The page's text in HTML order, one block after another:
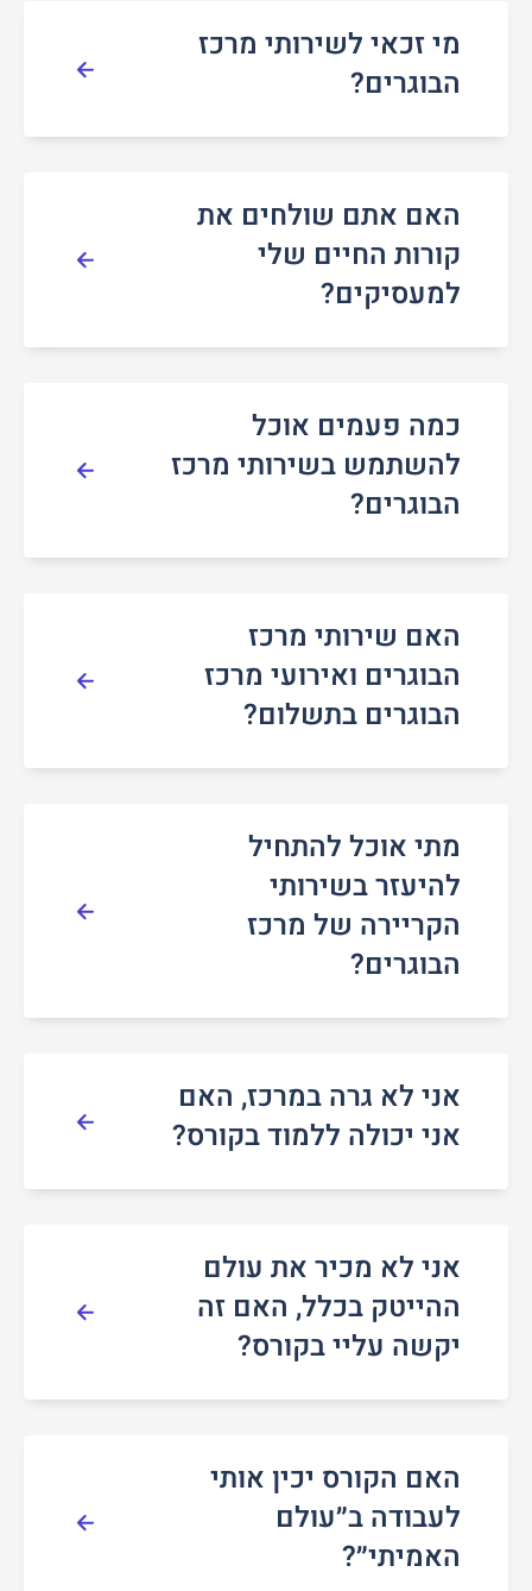
מי זכאי לשירותי מרכז
הבוגרים?
האם אתם שולחים את
קורות החיים שלי
למעסיקים?
כמה פעמים אוכל
להשתמש בשירותי מרכז
הבוגרים?
האם שירותי מרכז
הבוגרים ואירועי מרכז
הבוגרים בתשלום?
מתי אוכל להתחיל
להיעזר בשירותי
הקריירה של מרכז
הבוגרים?
אני לא גרה במרכז, האם
אני יכולה ללמוד בקורס?
אני לא מכיר את עולם
ההייטק בכלל, האם זה
יקשה עליי בקורס?
האם הקורס יכין אותי
לעבודה ב״עולם
האמיתי״?